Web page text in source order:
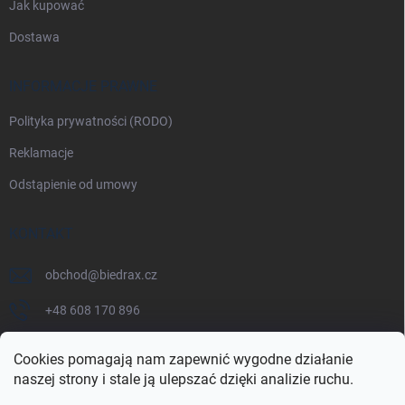
Cookies pomagają nam zapewnić wygodne działanie
naszej strony i stale ją ulepszać dzięki analizie ruchu.
Jak kupować
Dostawa
INFORMACJE PRAWNE
Polityka prywatności (RODO)
Reklamacje
Odstąpienie od umowy
KONTAKT
obchod@biedrax.cz
+48 608 170 896